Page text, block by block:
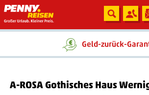
Geld-zurück-
Ein Unternehmen der
A-ROSA Gothisches Haus